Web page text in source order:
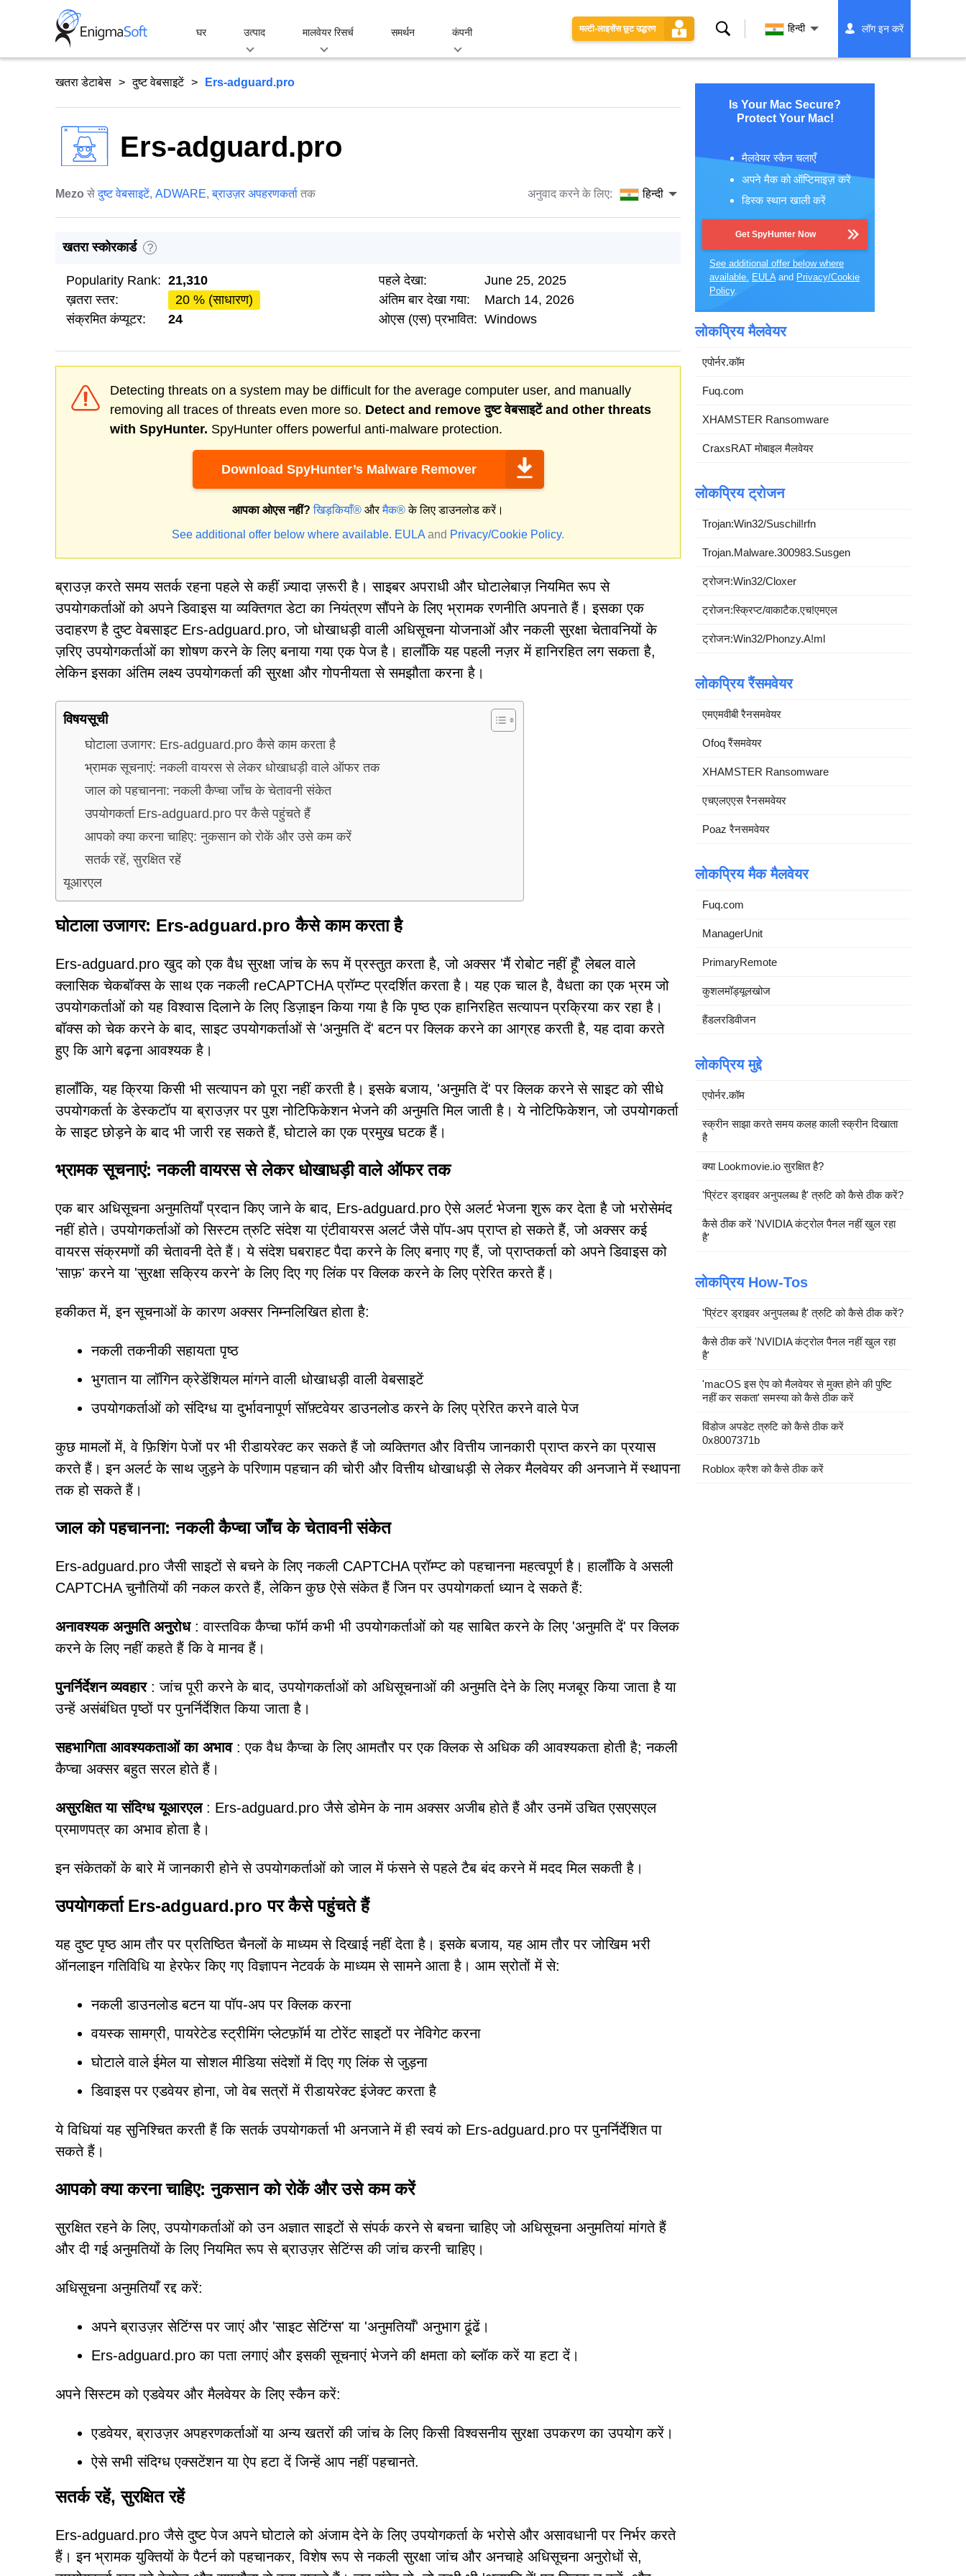
घर उत्पाद मालवेयर रिसर्च समर्थन कंपनी मल्टी-लाइसेंस छूट उद्धरण खोज हिन्दी लॉग इन करें
खतरा डेटाबेस दुष्ट वेबसाइटें Ers-adguard.pro
Ers-adguard.pro
Mezo सेदुष्ट वेबसाइटें, ADWARE,ब्राउज़र अपहरणकर्ता तक अनुवाद करने के लिए: हिन्दी
खतरा स्कोरकार्ड ?
Popularity Rank: 21,310
ख़तरा स्तर:
20 % (साधारण)
संक्रमित कंप्यूटर:
24
पहले देखा:
June 25, 2025
अंतिम बार देखा गया:
March 14, 2026
ओएस (एस) प्रभावित: Windows
Detecting threats on a system may be difficult for the average computer user, and manually
removing all traces of threats even more so. Detect and removeदुष्ट वेबसाइटेंand other threats
with SpyHunter. SpyHunter offers powerful anti-malware protection.
Download SpyHunter’s Malware Remover
आपका ओएस नहीं? खिड़कियाँ® औरमैक®के लिए डाउनलोड करें।
See additional offer below where available. EULA and Privacy/Cookie Policy.
ब्राउज़ करते समय सतर्क रहना पहले से कहीं ज़्यादा ज़रूरी है। साइबर अपराधी और घोटालेबाज़ नियमित रूप से
उपयोगकर्ताओं को अपने डिवाइस या व्यक्तिगत डेटा का नियंत्रण सौंपने के लिए भ्रामक रणनीति अपनाते हैं। इसका एक
उदाहरण है दुष्ट वेबसाइट Ers-adguard.pro, जो धोखाधड़ी वाली अधिसूचना योजनाओं और नकली सुरक्षा चेतावनियों के
ज़रिए उपयोगकर्ताओं का शोषण करने के लिए बनाया गया एक पेज है। हालाँकि यह पहली नज़र में हानिरहित लग सकता है,
लेकिन इसका अंतिम लक्ष्य उपयोगकर्ता की सुरक्षा और गोपनीयता से समझौता करना है।
विषयसूची
घोटाला उजागर: Ers-adguard.pro कैसे काम करता है
भ्रामक सूचनाएं: नकली वायरस से लेकर धोखाधड़ी वाले ऑफर तक
जाल को पहचानना: नकली कैप्चा जाँच के चेतावनी संकेत
उपयोगकर्ता Ers-adguard.pro पर कैसे पहुंचते हैं
आपको क्या करना चाहिए: नुकसान को रोकें और उसे कम करें
सतर्क रहें, सुरक्षित रहें
यूआरएल
घोटाला उजागर: Ers-adguard.pro कैसे काम करता है
Ers-adguard.pro खुद को एक वैध सुरक्षा जांच के रूप में प्रस्तुत करता है, जो अक्सर 'मैं रोबोट नहीं हूँ' लेबल वाले
क्लासिक चेकबॉक्स के साथ एक नकली reCAPTCHA प्रॉम्प्ट प्रदर्शित करता है। यह एक चाल है, वैधता का एक भ्रम जो
उपयोगकर्ताओं को यह विश्वास दिलाने के लिए डिज़ाइन किया गया है कि पृष्ठ एक हानिरहित सत्यापन प्रक्रिया कर रहा है।
बॉक्स को चेक करने के बाद, साइट उपयोगकर्ताओं से 'अनुमति दें' बटन पर क्लिक करने का आग्रह करती है, यह दावा करते
हुए कि आगे बढ़ना आवश्यक है।
हालाँकि, यह क्रिया किसी भी सत्यापन को पूरा नहीं करती है। इसके बजाय, 'अनुमति दें' पर क्लिक करने से साइट को सीधे
उपयोगकर्ता के डेस्कटॉप या ब्राउज़र पर पुश नोटिफिकेशन भेजने की अनुमति मिल जाती है। ये नोटिफिकेशन, जो उपयोगकर्ता
के साइट छोड़ने के बाद भी जारी रह सकते हैं, घोटाले का एक प्रमुख घटक हैं।
भ्रामक सूचनाएं: नकली वायरस से लेकर धोखाधड़ी वाले ऑफर तक
एक बार अधिसूचना अनुमतियाँ प्रदान किए जाने के बाद, Ers-adguard.pro ऐसे अलर्ट भेजना शुरू कर देता है जो भरोसेमंद
नहीं होते। उपयोगकर्ताओं को सिस्टम त्रुटि संदेश या एंटीवायरस अलर्ट जैसे पॉप-अप प्राप्त हो सकते हैं, जो अक्सर कई
वायरस संक्रमणों की चेतावनी देते हैं। ये संदेश घबराहट पैदा करने के लिए बनाए गए हैं, जो प्राप्तकर्ता को अपने डिवाइस को
'साफ़' करने या 'सुरक्षा सक्रिय करने' के लिए दिए गए लिंक पर क्लिक करने के लिए प्रेरित करते हैं।
हकीकत में, इन सूचनाओं के कारण अक्सर निम्नलिखित होता है:
नकली तकनीकी सहायता पृष्ठ
भुगतान या लॉगिन क्रेडेंशियल मांगने वाली धोखाधड़ी वाली वेबसाइटें
उपयोगकर्ताओं को संदिग्ध या दुर्भावनापूर्ण सॉफ़्टवेयर डाउनलोड करने के लिए प्रेरित करने वाले पेज
कुछ मामलों में, वे फ़िशिंग पेजों पर भी रीडायरेक्ट कर सकते हैं जो व्यक्तिगत और वित्तीय जानकारी प्राप्त करने का प्रयास
करते हैं। इन अलर्ट के साथ जुड़ने के परिणाम पहचान की चोरी और वित्तीय धोखाधड़ी से लेकर मैलवेयर की अनजाने में स्थापना
तक हो सकते हैं।
जाल को पहचानना: नकली कैप्चा जाँच के चेतावनी संकेत
Ers-adguard.pro जैसी साइटों से बचने के लिए नकली CAPTCHA प्रॉम्प्ट को पहचानना महत्वपूर्ण है। हालाँकि वे असली
CAPTCHA चुनौतियों की नकल करते हैं, लेकिन कुछ ऐसे संकेत हैं जिन पर उपयोगकर्ता ध्यान दे सकते हैं:
अनावश्यक अनुमति अनुरोध: वास्तविक कैप्चा फॉर्म कभी भी उपयोगकर्ताओं को यह साबित करने के लिए 'अनुमति दें' पर क्लिक
करने के लिए नहीं कहते हैं कि वे मानव हैं।
पुनर्निर्देशन व्यवहार: जांच पूरी करने के बाद, उपयोगकर्ताओं को अधिसूचनाओं की अनुमति देने के लिए मजबूर किया जाता है या
उन्हें असंबंधित पृष्ठों पर पुनर्निर्देशित किया जाता है।
सहभागिता आवश्यकताओं का अभाव: एक वैध कैप्चा के लिए आमतौर पर एक क्लिक से अधिक की आवश्यकता होती है; नकली
कैप्चा अक्सर बहुत सरल होते हैं।
असुरक्षित या संदिग्ध यूआरएल: Ers-adguard.pro जैसे डोमेन के नाम अक्सर अजीब होते हैं और उनमें उचित एसएसएल
प्रमाणपत्र का अभाव होता है।
इन संकेतकों के बारे में जानकारी होने से उपयोगकर्ताओं को जाल में फंसने से पहले टैब बंद करने में मदद मिल सकती है।
उपयोगकर्ता Ers-adguard.pro पर कैसे पहुंचते हैं
यह दुष्ट पृष्ठ आम तौर पर प्रतिष्ठित चैनलों के माध्यम से दिखाई नहीं देता है। इसके बजाय, यह आम तौर पर जोखिम भरी
ऑनलाइन गतिविधि या हेरफेर किए गए विज्ञापन नेटवर्क के माध्यम से सामने आता है। आम स्रोतों में से:
नकली डाउनलोड बटन या पॉप-अप पर क्लिक करना
वयस्क सामग्री, पायरेटेड स्ट्रीमिंग प्लेटफ़ॉर्म या टोरेंट साइटों पर नेविगेट करना
घोटाले वाले ईमेल या सोशल मीडिया संदेशों में दिए गए लिंक से जुड़ना
डिवाइस पर एडवेयर होना, जो वेब सत्रों में रीडायरेक्ट इंजेक्ट करता है
ये विधियां यह सुनिश्चित करती हैं कि सतर्क उपयोगकर्ता भी अनजाने में ही स्वयं को Ers-adguard.pro पर पुनर्निर्देशित पा
सकते हैं।
आपको क्या करना चाहिए: नुकसान को रोकें और उसे कम करें
सुरक्षित रहने के लिए, उपयोगकर्ताओं को उन अज्ञात साइटों से संपर्क करने से बचना चाहिए जो अधिसूचना अनुमतियां मांगते हैं
और दी गई अनुमतियों के लिए नियमित रूप से ब्राउज़र सेटिंग्स की जांच करनी चाहिए।
अधिसूचना अनुमतियाँ रद्द करें:
अपने ब्राउज़र सेटिंग्स पर जाएं और 'साइट सेटिंग्स' या 'अनुमतियाँ' अनुभाग ढूंढें।
Ers-adguard.pro का पता लगाएं और इसकी सूचनाएं भेजने की क्षमता को ब्लॉक करें या हटा दें।
अपने सिस्टम को एडवेयर और मैलवेयर के लिए स्कैन करें:
एडवेयर, ब्राउज़र अपहरणकर्ताओं या अन्य खतरों की जांच के लिए किसी विश्वसनीय सुरक्षा उपकरण का उपयोग करें।
ऐसे सभी संदिग्ध एक्सटेंशन या ऐप हटा दें जिन्हें आप नहीं पहचानते.
सतर्क रहें, सुरक्षित रहें
Ers-adguard.pro जैसे दुष्ट पेज अपने घोटाले को अंजाम देने के लिए उपयोगकर्ता के भरोसे और असावधानी पर निर्भर करते
हैं। इन भ्रामक युक्तियों के पैटर्न को पहचानकर, विशेष रूप से नकली सुरक्षा जांच और अनचाहे अधिसूचना अनुरोधों से,
Is Your Mac Secure?
Protect Your Mac!
मैलवेयर स्कैन चलाएँ
अपने मैक को ऑप्टिमाइज़ करें
डिस्क स्थान खाली करें
Get SpyHunter Now
See additional offer below where
available. EULAand Privacy/Cookie
Policy.
लोकप्रिय मैलवेयर
एपोर्नर.कॉम
Fuq.com
XHAMSTER Ransomware
CraxsRAT मोबाइल मैलवेयर
लोकप्रिय ट्रोजन
Trojan:Win32/Suschil!rfn
Trojan.Malware.300983.Susgen
ट्रोजन:Win32/Cloxer
ट्रोजन:स्क्रिप्ट/वाकाटैक.एच!एमएल
ट्रोजन:Win32/Phonzy.A!ml
लोकप्रिय रैंसमवेयर
एमएमवीबी रैनसमवेयर
Ofoq रैंसमवेयर
XHAMSTER Ransomware
एचएलएएस रैनसमवेयर
Poaz रैनसमवेयर
लोकप्रिय मैक मैलवेयर
Fuq.com
ManagerUnit
PrimaryRemote
कुशलमॉड्यूलखोज
हैंडलरडिवीजन
लोकप्रिय मुद्दे
एपोर्नर.कॉम
स्क्रीन साझा करते समय कलह काली स्क्रीन दिखाता
है
क्या Lookmovie.io सुरक्षित है?
'प्रिंटर ड्राइवर अनुपलब्ध है' त्रुटि को कैसे ठीक करें?
कैसे ठीक करें 'NVIDIA कंट्रोल पैनल नहीं खुल रहा
है'
लोकप्रिय How-Tos
'प्रिंटर ड्राइवर अनुपलब्ध है' त्रुटि को कैसे ठीक करें?
कैसे ठीक करें 'NVIDIA कंट्रोल पैनल नहीं खुल रहा
है'
'macOS इस ऐप को मैलवेयर से मुक्त होने की पुष्टि
नहीं कर सकता' समस्या को कैसे ठीक करें
विंडोज अपडेट त्रुटि को कैसे ठीक करें
0x8007371b
Roblox क्रैश को कैसे ठीक करें